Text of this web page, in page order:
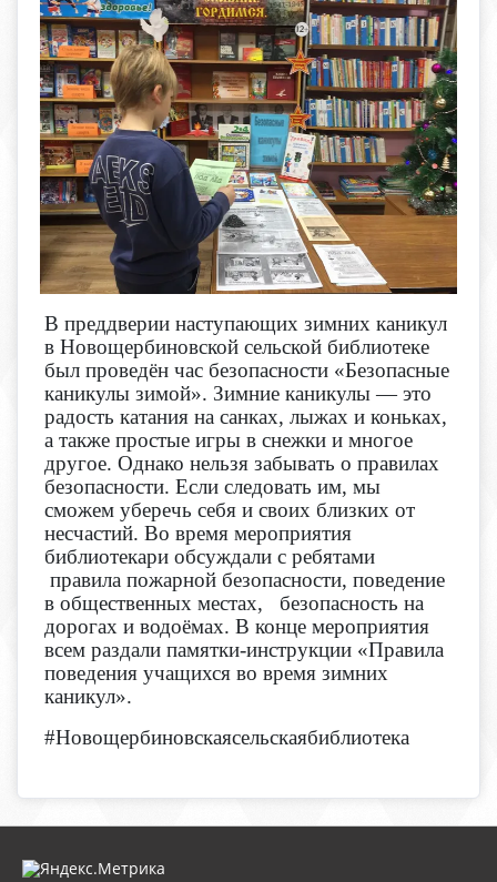
В преддверии наступающих зимних каникул
в Новощербиновской сельской библиотеке
был проведён час безопасности «Безопасные
каникулы зимой». Зимние каникулы — это
радость катания на санках, лыжах и коньках,
а также простые игры в снежки и многое
другое. Однако нельзя забывать о правилах
безопасности. Если следовать им, мы
сможем уберечь себя и своих близких от
несчастий. Во время мероприятия
библиотекари обсуждали с ребятами
правила пожарной безопасности, поведение
в общественных местах, безопасность на
дорогах и водоёмах. В конце мероприятия
всем раздали памятки-инструкции «Правила
поведения учащихся во время зимних
каникул».
#Новощербиновскаясельскаябиблиотека